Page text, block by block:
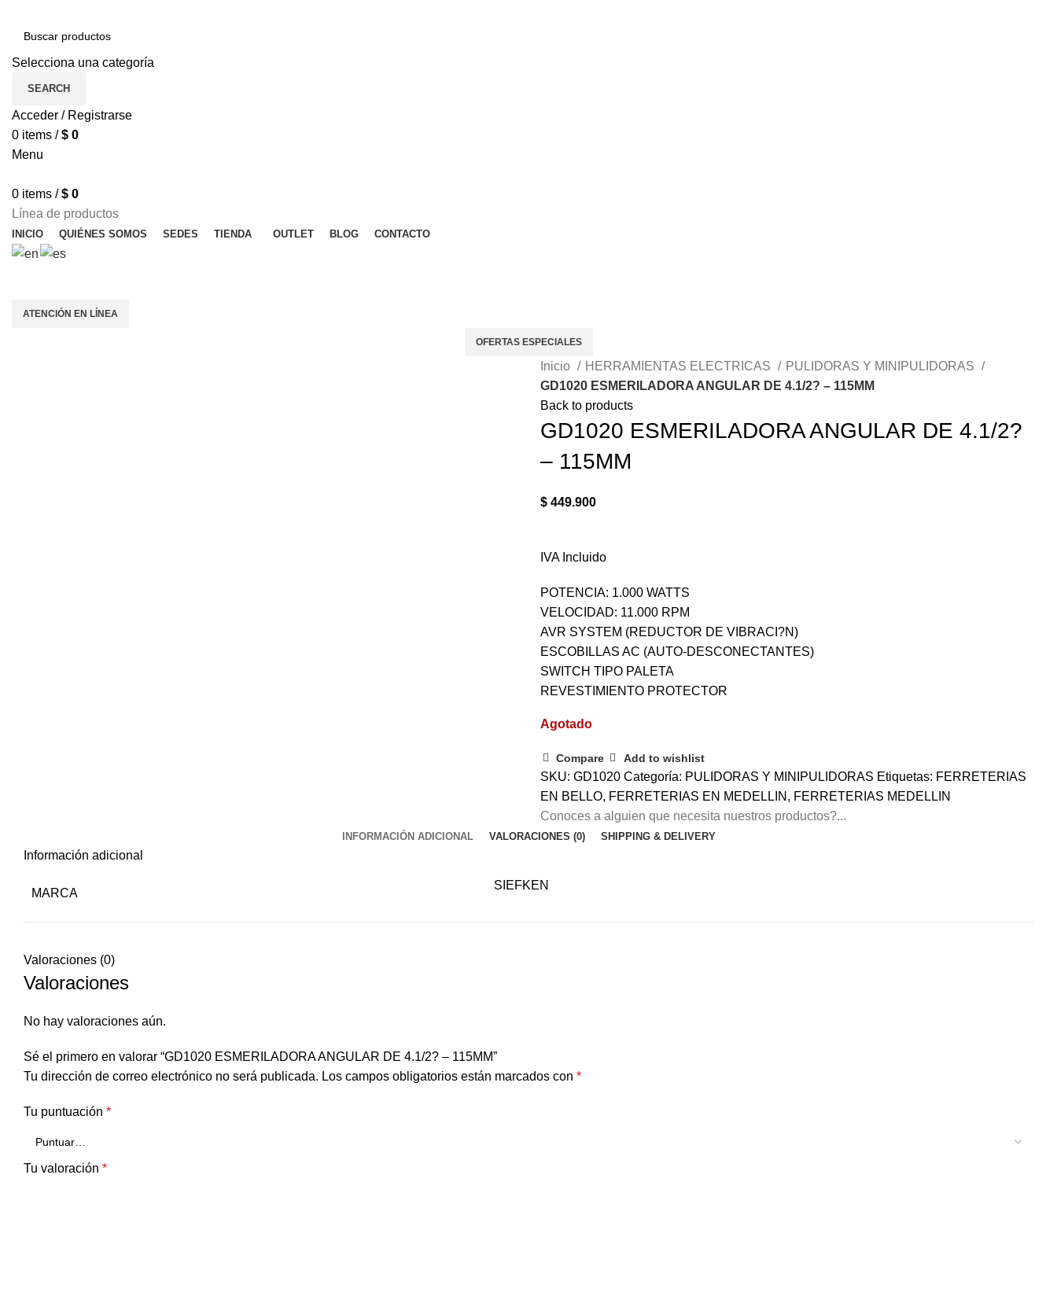
Selecciona una categoría
SEARCH
Acceder / Registrarse
0 items / $ 0
Menu
0 items / $ 0
Línea de productos
INICIO QUIÉNES SOMOS SEDES TIENDA OUTLET BLOG CONTACTO
ATENCIÓN EN LÍNEA
OFERTAS ESPECIALES
Inicio HERRAMIENTAS ELECTRICAS
PULIDORAS Y MINIPULIDORAS
GD1020 ESMERILADORA ANGULAR DE 4.1/2? – 115MM
Back to products
GD1020 ESMERILADORA ANGULAR DE 4.1/2?
– 115MM
$ 449.900
IVA Incluido
POTENCIA: 1.000 WATTS
VELOCIDAD: 11.000 RPM
AVR SYSTEM (REDUCTOR DE VIBRACI?N)
ESCOBILLAS AC (AUTO-DESCONECTANTES)
SWITCH TIPO PALETA
REVESTIMIENTO PROTECTOR
Agotado
Compare Add to wishlist
SKU: GD1020 Categoría: PULIDORAS Y MINIPULIDORAS Etiquetas: FERRETERIAS
EN BELLO, FERRETERIAS EN MEDELLIN , FERRETERIAS MEDELLIN
Conoces a alguien que necesita nuestros productos?...
INFORMACIÓN ADICIONAL VALORACIONES (0) SHIPPING & DELIVERY
Información adicional
MARCA
SIEFKEN
Valoraciones (0)
Valoraciones
No hay valoraciones aún.
Sé el primero en valorar “GD1020 ESMERILADORA ANGULAR DE 4.1/2? – 115MM”
Tu dirección de correo electrónico no será publicada. Los campos obligatorios están marcados con *
Tu puntuación *
Tu valoración *